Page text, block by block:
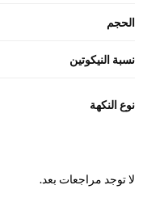
الحجم
نسبة النيكوتين
نوع النكهة
لا توجد مراجعات بعد.